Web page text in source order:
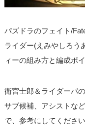
パズドラのフェイト/
ライダー(えみやしろう
ィーの組み方と編成ポ
衛宮士郎＆ライダーパ
サブ候補、アシストな
で、参考にしてください